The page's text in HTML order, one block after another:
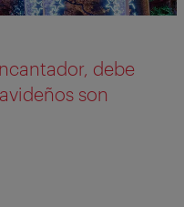
debe
son